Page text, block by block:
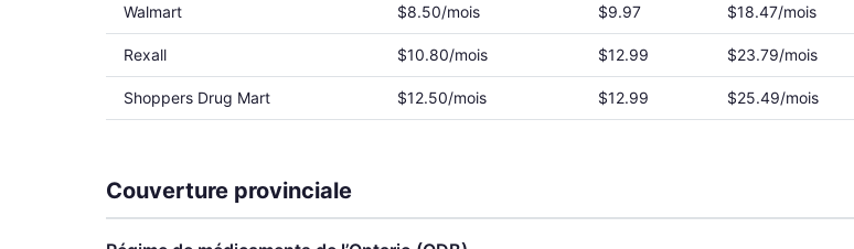
Walmart $8.50/mois $9.97 $18.47/mois
Rexall $10.80/mois $12.99 $23.79/mois
Shoppers Drug Mart $12.50/mois $12.99 $25.49/mois
Couverture provinciale